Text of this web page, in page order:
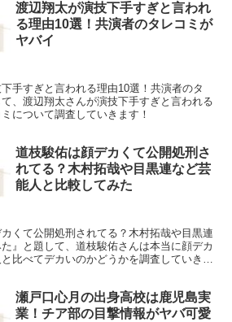
渡辺翔太が演技下手すぎと言われ
る理由10選！共演者のタレコミが
ヤバイ
手すぎと言われる理由10選！共演者のタ
、渡辺翔太さんが演技下手すぎと言われる
について調査していきます！
道枝駿佑は顔デカくて公開処刑さ
れてる？木村拓哉や目黒連など芸
能人と比較してみた
くて公開処刑されてる？木村拓哉や目黒連
』と題して、道枝駿佑さんは本当に顔デカ
比べてデカいのかどうかを調査していきま
瀬戸口心月の出身高校は鹿児島実
業！チア部の目撃情報がヤバ可愛